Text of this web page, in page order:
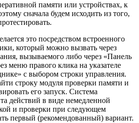
памяти или устройствах, к
сначала будем исходить из того,
это посредством встроенного
который можно вызвать через
вызываемого либо через «Панель
меню правого клика на указателе
с выбором строки управления.
строку модуля проверки памяти и
его запуск. Система
действий в виде немедленной
и проверки при следующем
первый (рекомендованный) вариант.